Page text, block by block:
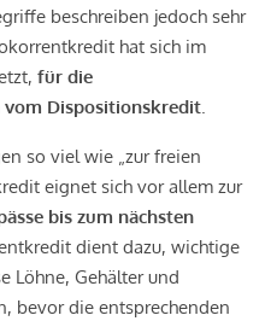
beschreiben jedoch sehr
hat sich im
für die
Dispositionskredit.
so viel wie „zur freien
eignet sich vor allem zur
bis zum nächsten
dient dazu, wichtige
Löhne, Gehälter und
bevor die entsprechenden